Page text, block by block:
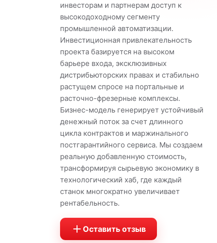
инвесторам и партнерам доступ к
высокодоходному сегменту
промышленной автоматизации.
Инвестиционная привлекательность
проекта базируется на высоком
барьере входа, эксклюзивных
дистрибьюторских правах и стабильно
растущем спросе на портальные и
расточно-фрезерные комплексы.
Бизнес-модель генерирует устойчивый
денежный поток за счет длинного
цикла контрактов и маржинального
постгарантийного сервиса. Мы создаем
реальную добавленную стоимость,
трансформируя сырьевую экономику в
технологический хаб, где каждый
станок многократно увеличивает
рентабельность.
Оставить отзыв